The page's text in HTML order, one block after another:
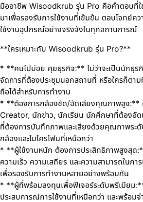
มืออาชีพ Wisoodkrub รุ่น Pro คือคำตอบที่
มาเพื่อรองรับการใช้งานที่เข้มข้น ตอบโจทย์ค
ใช้งานอุปกรณ์อย่างจริงจังในทุกสถานการณ์
**ใครเหมาะกับ Wisoodkrub รุ่น Pro?**
* **คนไปบ่อย คุยธุรกิจ:** ไม่ว่าจะเป็นนักธุ
จัดการที่ต้องประชุมนอกสถานที่ หรือใครก็ตา
ถือได้สำหรับการทำงาน
* **ต้องการกล้องชัด/อัดเสียงคุณภาพสูง:**
Creator, นักข่าว, นักเรียน นักศึกษาที่ต้องอัด
ที่ต้องการบันทึกภาพและเสียงด้วยคุณภาพระ
กล้องและไมโครโฟนที่เหนือกว่า
* **ผู้ใช้งานหนัก ต้องการประสิทธิภาพสูงสุด
ความเร็ว ความเสถียร และความสามารถในก
เพื่อรองรับการทำงานหลายอย่างพร้อมกัน
* **ผู้ที่พร้อมลงทุนเพื่อฟีเจอร์ระดับพรีเมียม
ประสบการณ์การใช้งานที่เหนือกว่า และพร้อมจ่